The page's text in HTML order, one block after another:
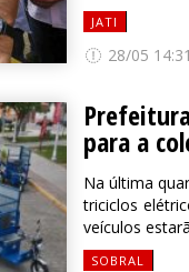
JATI
28/05 14:31
para a
Na última
triciclos
veículos
SOBRAL